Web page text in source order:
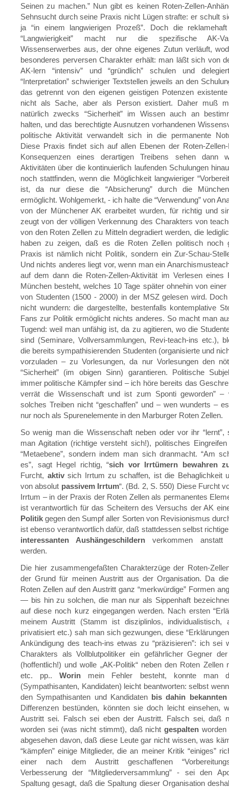
Seinen zu machen.” Nun gibt es keinen Roten-Zellen-
Sehnsucht durch seine Praxis nicht Lügen strafte: er schult
ja “in einem langwierigen Prozeß”. Doch die reklamehaft
“Langwierigkeit” macht nur die spezifische AK-
Wissenserwerbes aus, der ohne eigenes Zutun verläuft,
besonderes perversen Charakter erhält: man läßt sich von
AK-lern “intensiv” und “gründlich” schulen und
“Interpretation” schwieriger Textstellen jeweils an den
das getrennt von den eigenen geistigen Potenzen
nicht als Sache, aber als Person existiert. Daher muß
natürlich zwecks “Sicherheit” im Wissen auch an
halten, und das berechtigte Ausnutzen vorhandenen
politische Aktivität verwandelt sich in die permanente
Diese Praxis findet sich auf allen Ebenen der Roten-Zellen-
Konsequenzen eines derartigen Treibens sehen dann
Aktivitäten über die kontinuierlich laufenden Schulungen
noch stattfinden, wenn die Möglichkeit langwieriger
ist, da nur diese die “Absicherung” durch die
ermöglicht. Wohlgemerkt, - ich halte die “Verwendung” von
von der Münchener AK erarbeitet wurden, für richtig und
zeugt von der völligen Verkennung des Charakters von
von den Roten Zellen zu Mitteln degradiert werden, die
haben zu zeigen, daß es die Roten Zellen politisch noch
Praxis ist nämlich nicht Politik, sondern ein Zur-Schau-
Und nichts anderes liegt vor, wenn man ein
auf dem dann die Roten-Zellen-Aktivität im Verlesen eines
München besteht, welches 10 Tage später ohnehin von
von Studenten (1500 - 2000) in der MSZ gelesen wird.
nicht wundern: die dargestellte, bestenfalls kontemplative
Fans zur Politik ermöglicht nichts anderes. So macht man
Tugend: weil man unfähig ist, da zu agitieren, wo die
sind (Seminare, Vollversammlungen, Revi-teach-ins etc.),
die bereits sympathisierenden Studenten (organisierte und
vorzuladen – zu Vorlesungen, da nur Vorlesungen den
“Sicherheit” (im obigen Sinn) garantieren. Politische
immer politische Kämpfer sind – ich höre bereits das
verrät die Wissenschaft und ist zum Sponti geworden” –
solches Treiben nicht “geschaffen” und – wen wunderts –
nur noch als Spurenelemente in den Marburger Roten Zellen.
So wenig man die Wissenschaft neben oder vor ihr “lernt”,
man Agitation (richtige versteht sich!), politisches
“Metaebene”, sondern indem man sich dranmacht. “Am
es”, sagt Hegel richtig, “sich vor Irrtümern bewahren
Furcht, aktivsich Irrtum zu schaffen, ist die Behaglichkeit
von absolut passivem Irrtum“. (Bd. 2, S. 550) Diese Furcht
Irrtum – in der Praxis der Roten Zellen als permanentes
ist verantwortlich für das Scheitern des Versuchs der AK
Politik gegen den Sumpf aller Sorten von Revisionismus
ist ebenso verantwortlich dafür, daß stattdessen selbst
interessanten Aushängeschildern verkommen anstatt
werden.
Die hier zusammengefaßten Charakterzüge der Roten-
der Grund für meinen Austritt aus der Organisation. Da
Roten Zellen auf den Austritt ganz “merkwürdige” Formen
— bis hin zu solchen, die man nur als Sippenhaft
auf diese noch kurz eingegangen werden. Nach ersten
meinem Austritt (Stamm ist disziplinlos, individualistisch,
privatisiert etc.) sah man sich gezwungen, diese
Ankündigung des teach-ins etwas zu “präzisieren”: ich sei
Charakters als Vollblutpolitiker ein gefährlicher Gegner
(hoffentlich!) und wolle „AK-Politik“ neben den Roten Zellen
etc. pp..Worin mein Fehler besteht, konnte man
(Sympathisanten, Kandidaten) leicht beantworten: selbst
den Sympathisanten und Kandidaten bis dahin bekannten
Differenzen bestünden, könnten sie doch leicht einsehen,
Austritt sei. Falsch sei eben der Austritt. Falsch sei, daß
worden sei (was nicht stimmt), daß nichtgespalten
abgesehen davon, daß diese Leute gar nicht wissen, was
“kämpfen” einige Mitglieder, die an meiner Kritik “einiges”
einer nach dem Austritt geschaffenen
Verbesserung der “Mitgliederversammlung” - sei den
Spaltung gesagt, daß die Spaltung dieser Organisation